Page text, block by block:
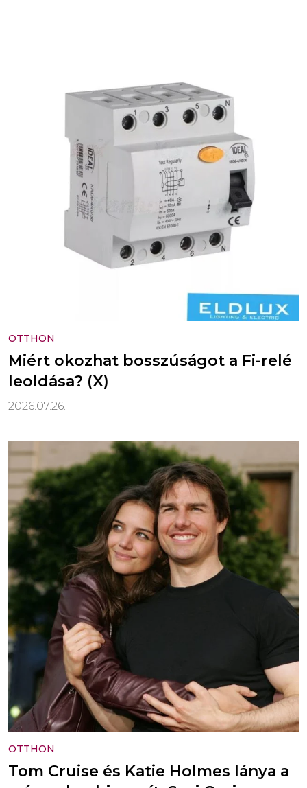
OTTHON
Miért okozhat bosszúságot a Fi-relé
leoldása? (X)
2026.07.26.
OTTHON
Tom Cruise és Katie Holmes lánya a